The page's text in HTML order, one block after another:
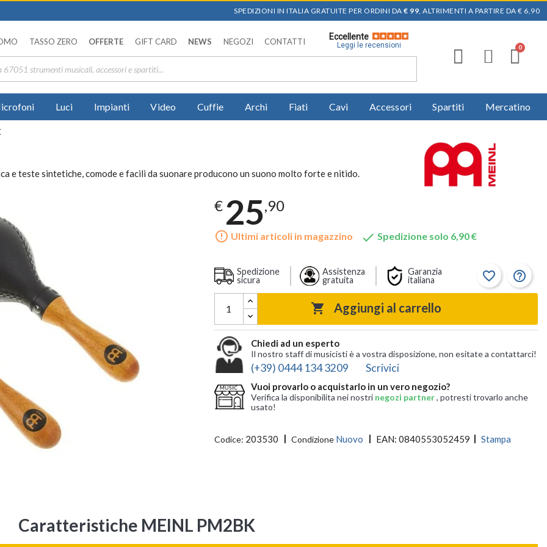
SPEDIZIONI IN ITALIA GRATUITE PER ORDINI DA € 99, ALTRIMENTI A PARTIRE DA € 6,90
TASSO ZERO OFFERTE GIFT CARD NEWS NEGOZI CONTATTI
Eccellente
Leggi le recensioni
Luci Impianti Video Cuffie Archi Fiati Cavi Accessori Spartiti Mercatino
e teste sintetiche, comode e facili da suonare producono un suono molto forte e nitido.
€ 25,90
error_outline Ultimi articoli in magazzino  Spedizione solo 6,90 €
Spedizione
sicura
Assistenza
gratuita
Garanzia
italiana
favorite_border help_outline
 Aggiungi al carrello
Chiedi ad un esperto
Il nostro staff di musicisti è a vostra disposizione, non esitate a contattarci!
(+39) 0444 134 3209 Scrivici
Vuoi provarlo o acquistarlo in un vero negozio?
Verifica la disponibilita nei nostri negozi partner, potresti trovarlo anche
usato!
Codice: 203530 Condizione Nuovo EAN: 0840553052459 Stampa
Caratteristiche MEINL PM2BK